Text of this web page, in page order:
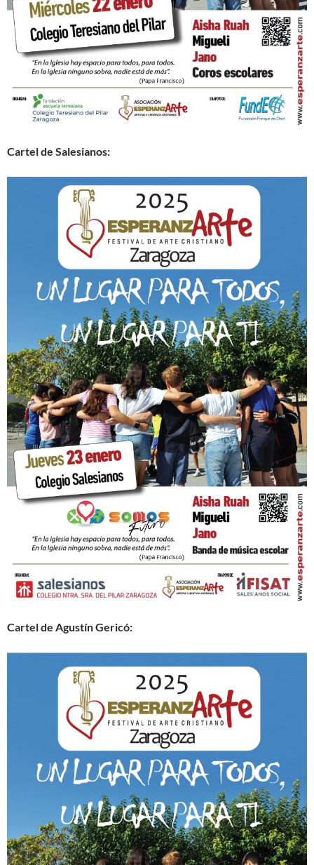
Cartel de Salesianos:
Cartel de Agustín Gericó: